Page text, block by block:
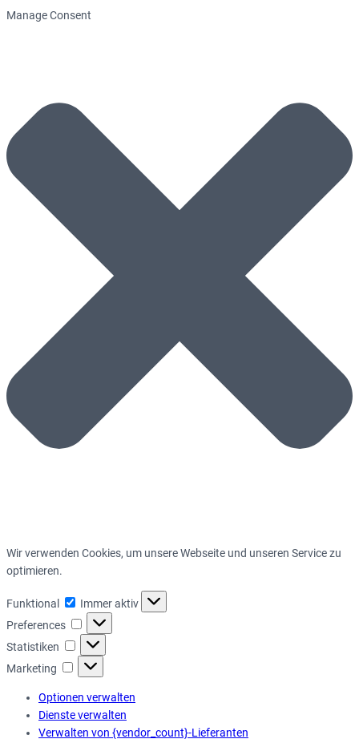
Manage Consent
Wir verwenden Cookies, um unsere Webseite und unseren Service zu
optimieren.
Funktional Funktional
Immer aktiv
Preferences
Preferences
Statistiken Statistiken
Marketing Marketing
Optionen verwalten
Dienste verwalten
Verwalten von {vendor_count}-Lieferanten